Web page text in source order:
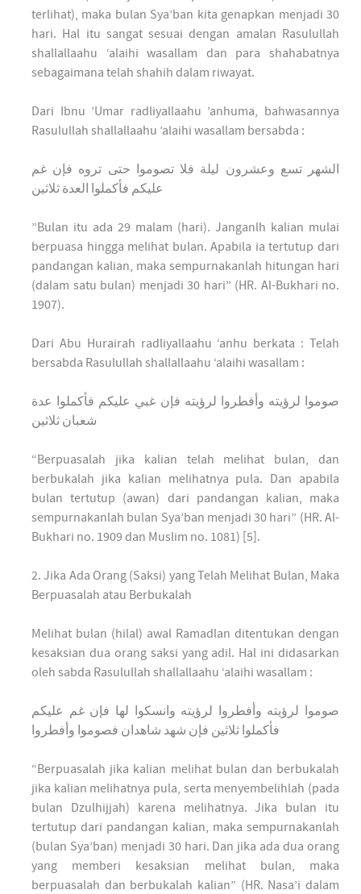
terlihat), maka bulan Sya’ban kita genapkan menjadi 30
hari. Hal itu sangat sesuai dengan amalan Rasulullah
shallallaahu ‘alaihi wasallam dan para shahabatnya
sebagaimana telah shahih dalam riwayat.
Dari Ibnu ’Umar radliyallaahu ’anhuma, bahwasannya
Rasulullah shallallaahu ’alaihi wasallam bersabda :
الشهر تسع وعشرون ليلة فلا تصوموا حتى تروه فإن غم
عليكم فأكملوا العدة ثلاثين
”Bulan itu ada 29 malam (hari). Janganlh kalian mulai
berpuasa hingga melihat bulan. Apabila ia tertutup dari
pandangan kalian, maka sempurnakanlah hitungan hari
(dalam satu bulan) menjadi 30 hari” (HR. Al-Bukhari no.
1907).
Dari Abu Hurairah radliyallaahu ‘anhu berkata : Telah
bersabda Rasulullah shallallaahu ‘alaihi wasallam :
صوموا لرؤيته وأفطروا لرؤيته فإن غبي عليكم فأكملوا عدة
شعبان ثلاثين
“Berpuasalah jika kalian telah melihat bulan, dan
berbukalah jika kalian melihatnya pula. Dan apabila
bulan tertutup (awan) dari pandangan kalian, maka
sempurnakanlah bulan Sya’ban menjadi 30 hari” (HR. Al-
Bukhari no. 1909 dan Muslim no. 1081) [5].
2. Jika Ada Orang (Saksi) yang Telah Melihat Bulan, Maka
Berpuasalah atau Berbukalah
Melihat bulan (hilal) awal Ramadlan ditentukan dengan
kesaksian dua orang saksi yang adil. Hal ini didasarkan
oleh sabda Rasulullah shallallaahu ‘alaihi wasallam :
صوموا لرؤيته وأفطروا لرؤيته وانسكوا لها فإن غم عليكم
فأكملوا ثلاثين فإن شهد شاهدان فصوموا وأفطروا
“Berpuasalah jika kalian melihat bulan dan berbukalah
jika kalian melihatnya pula, serta menyembelihlah (pada
bulan Dzulhijjah) karena melihatnya. Jika bulan itu
tertutup dari pandangan kalian, maka sempurnakanlah
(bulan Sya’ban) menjadi 30 hari. Dan jika ada dua orang
yang memberi kesaksian melihat bulan, maka
berpuasalah dan berbukalah kalian” (HR. Nasa’i dalam